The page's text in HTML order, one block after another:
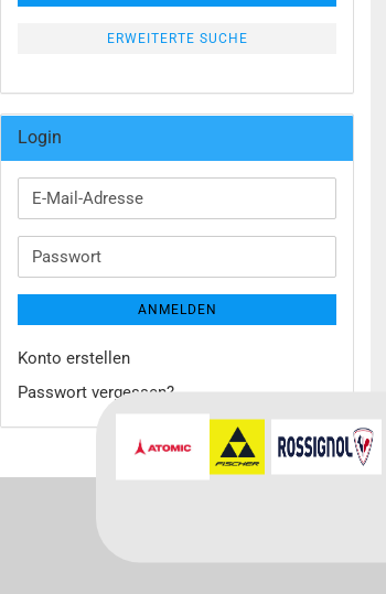
ERWEITERTE SUCHE
Login
E-
Mail-
Passwort
ANMELDEN
Konto erstellen
Passwort vergessen?